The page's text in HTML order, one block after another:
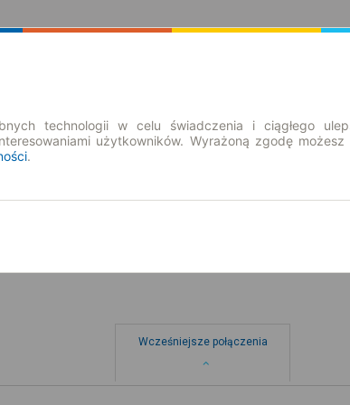
Wcześniejsze połączenia
technologii w celu świadczenia i ciągłego
użytkowników. Wyrażoną zgodę
.